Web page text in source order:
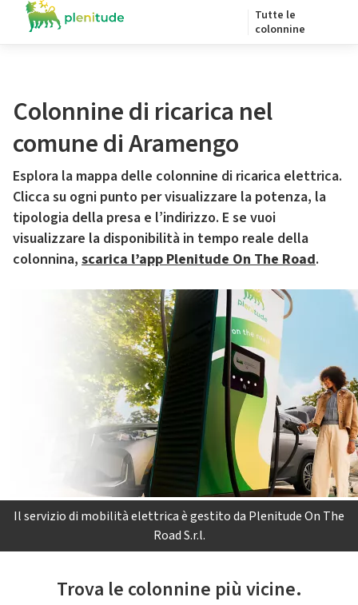
Tutte le
colonnine
Colonnine di ricarica nel
comune di Aramengo
Esplora la mappa delle colonnine di ricarica elettrica.
Clicca su ogni punto per visualizzare la potenza, la
tipologia della presa e l’indirizzo. E se vuoi
visualizzare la disponibilità in tempo reale della
colonnina, scarica l’app Plenitude On The Road.
Il servizio di mobilità elettrica è gestito da Plenitude On The
Road S.r.l.
Trova le colonnine più vicine.